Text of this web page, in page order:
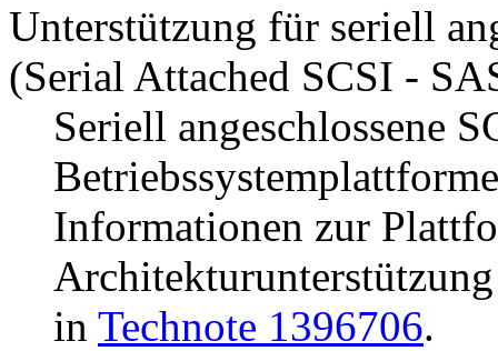
Unterstützung für seriell
(Serial Attached SCSI -
Seriell angeschlossene
Informationen zur
in Technote 1396706.